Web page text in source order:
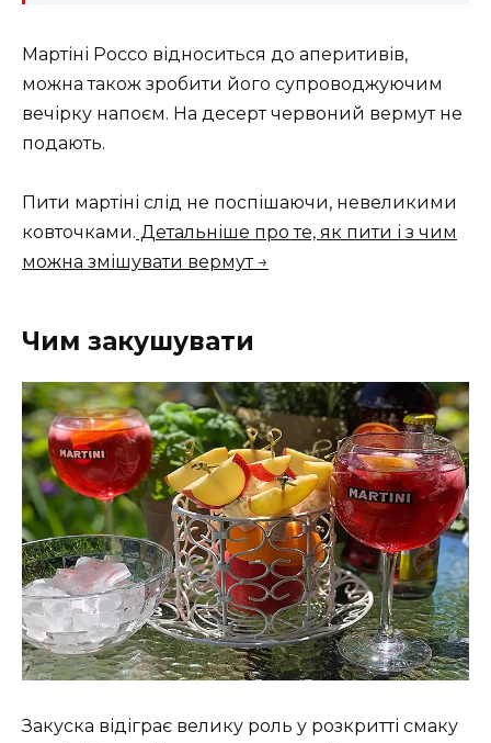
Мартіні Россо відноситься до аперитивів,
можна також зробити його супроводжуючим
вечірку напоєм. На десерт червоний вермут не
подають.
Пити мартіні слід не поспішаючи, невеликими
ковточками. Детальніше про те, як пити і з чим
можна змішувати вермут →
Чим закушувати
Закуска відіграє велику роль у розкритті смаку